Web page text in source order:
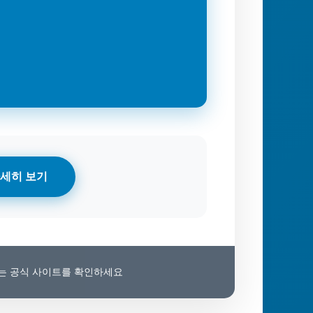
히 보기
공식 사이트를 확인하세요